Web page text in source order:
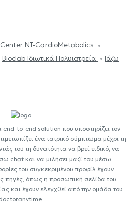
Center NT-CardioMetabolics
Bioclab Ιδιωτικά Πολυιατρεία Ιάζω
to-end solution που υποστηρίζει τον
ένα ιατρικό σύμπτωμα μέχρι τη
του τη δυνατότητα να βρεί ειδικό, να
chat και να μιλήσει μαζί του μέσω
του συγκεκριμένου προφίλ έχουν
πηγές, όπως η προσωπική σελίδα του
και έχουν ελεγχθεί από την ομάδα του